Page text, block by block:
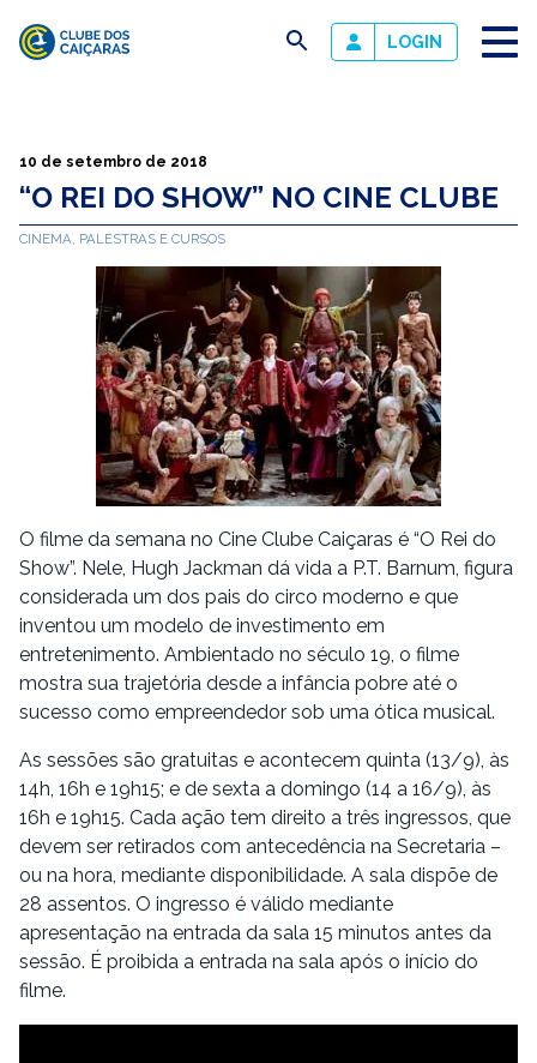
Caiçaras
busca LOGIN
10 de setembro de 2018
“O REI DO SHOW” NO CINE CLUBE
CINEMA, PALESTRAS E CURSOS
O filme da semana no Cine Clube Caiçaras é “O Rei do
Show”. Nele, Hugh Jackman dá vida a P.T. Barnum, figura
considerada um dos pais do circo moderno e que
inventou um modelo de investimento em
entretenimento. Ambientado no século 19, o filme
mostra sua trajetória desde a infância pobre até o
sucesso como empreendedor sob uma ótica musical.
As sessões são gratuitas e acontecem quinta (13/9), às
14h, 16h e 19h15; e de sexta a domingo (14 a 16/9), às
16h e 19h15. Cada ação tem direito a três ingressos, que
devem ser retirados com antecedência na Secretaria –
ou na hora, mediante disponibilidade. A sala dispõe de
28 assentos. O ingresso é válido mediante
apresentação na entrada da sala 15 minutos antes da
sessão. É proibida a entrada na sala após o início do
filme.